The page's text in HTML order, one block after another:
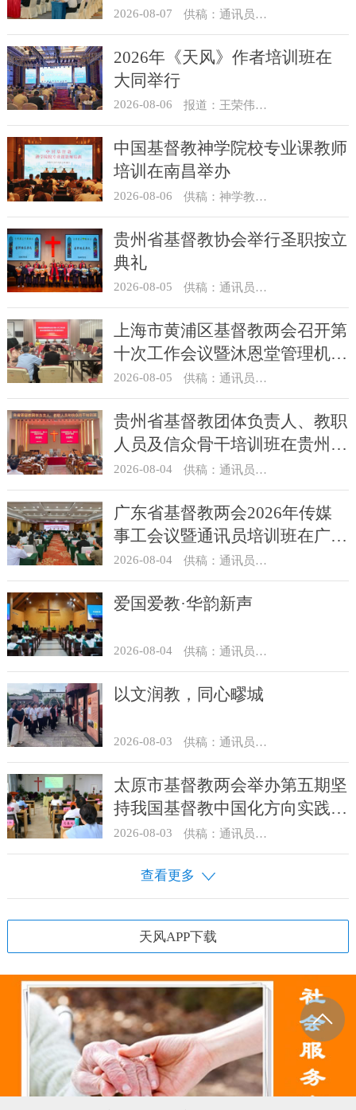
象”教育活动总结会议
2026-08-07 供稿：通讯员 汪浩
2026年《天风》作者培训班在
大同举行
2026-08-06 报道：王荣伟 摄影：冯谦
中国基督教神学院校专业课教师
培训在南昌举办
2026-08-06 供稿：神学教育部
贵州省基督教协会举行圣职按立
典礼
2026-08-05 供稿：通讯员 杨菁
上海市黄浦区基督教两会召开第
十次工作会议暨沐恩堂管理机构
七月份联席会议
2026-08-05 供稿：通讯员 景健美
贵州省基督教团体负责人、教职
人员及信众骨干培训班在贵州圣
经学校举办
2026-08-04 供稿：通讯员 杨菁
广东省基督教两会2026年传媒
事工会议暨通讯员培训班在广州
举办
2026-08-04 供稿：通讯员 汪浩
爱国爱教·华韵新声
2026-08-04 供稿：通讯员 景健美
以文润教，同心疁城
2026-08-03 供稿：通讯员 景健美
太原市基督教两会举办第五期坚
持我国基督教中国化方向实践能
力专题培训
2026-08-03 供稿：通讯员 王建春 摄影：史爱梅
查看更多
天风APP下载